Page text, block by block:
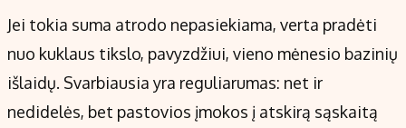
Jei tokia suma atrodo nepasiekiama, verta pradėti
nuo kuklaus tikslo, pavyzdžiui, vieno mėnesio bazinių
išlaidų. Svarbiausia yra reguliarumas: net ir
nedidelės, bet pastovios įmokos į atskirą sąskaitą